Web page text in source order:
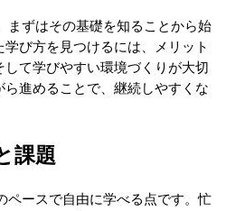
まずはその基礎を知ることから始
び方を見つけるには、メリット
て学びやすい環境づくりが大切
進めることで、継続しやすくな
課題
ペースで自由に学べる点です。忙